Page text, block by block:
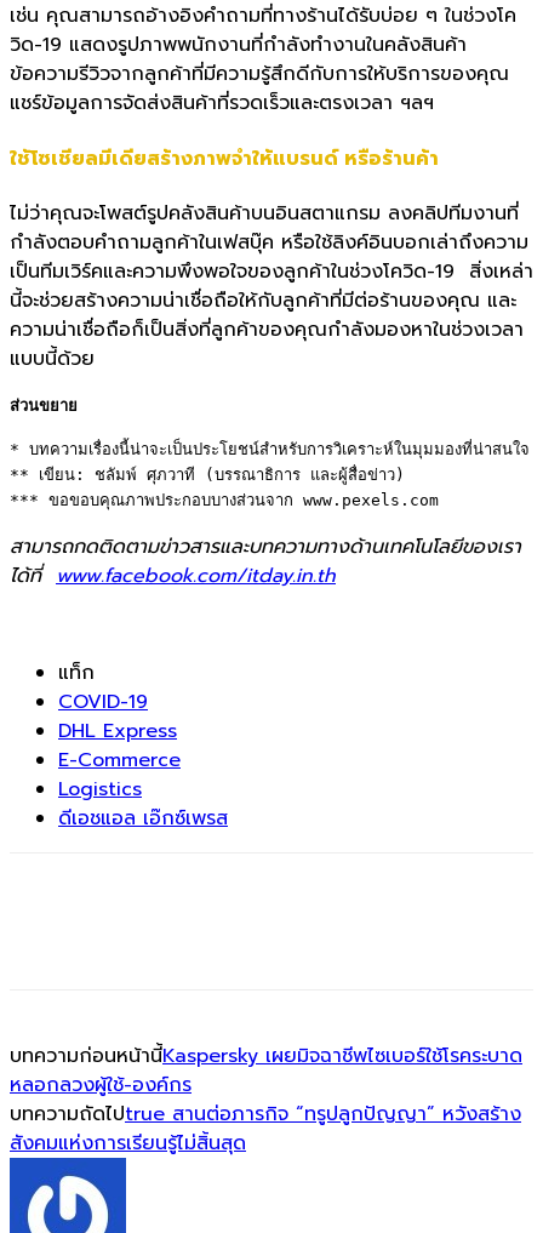
เช่น คุณสามารถอ้างอิงคำถามที่ทางร้านได้รับบ่อย ๆ ในช่วงโค
วิด-19 แสดงรูปภาพพนักงานที่กำลังทำงานในคลังสินค้า
ข้อความรีวิวจากลูกค้าที่มีความรู้สึกดีกับการให้บริการของคุณ
แชร์ข้อมูลการจัดส่งสินค้าที่รวดเร็วและตรงเวลา ฯลฯ
ใช้โซเชียลมีเดียสร้างภาพจำให้แบรนด์ หรือร้านค้า
ไม่ว่าคุณจะโพสต์รูปคลังสินค้าบนอินสตาแกรม ลงคลิปทีมงานที่
กำลังตอบคำถามลูกค้าในเฟสบุ๊ค หรือใช้ลิงค์อินบอกเล่าถึงความ
เป็นทีมเวิร์คและความพึงพอใจของลูกค้าในช่วงโควิด-19 สิ่งเหล่า
นี้จะช่วยสร้างความน่าเชื่อถือให้กับลูกค้าที่มีต่อร้านของคุณ และ
ความน่าเชื่อถือก็เป็นสิ่งที่ลูกค้าของคุณกำลังมองหาในช่วงเวลา
แบบนี้ด้วย
ส่วนขยาย
* บทความเรื่องนี้น่าจะเป็นประโยชน์สำหรับการวิเคราะห์ในมุมมองที่น่าสนใจ
** เขียน: ชลัมพ์ ศุภวาที (บรรณาธิการ และผู้สื่อข่าว)
*** ขอขอบคุณภาพประกอบบางส่วนจาก www.pexels.com
สามารถกดติดตามข่าวสารและบทความทางด้านเทคโนโลยีของเรา
ได้ที่ www.facebook.com/itday.in.th
แท็ก
COVID-19
DHL Express
E-Commerce
Logistics
ดีเอชแอล เอ๊กซ์เพรส
บทความก่อนหน้านี้Kaspersky เผยมิจฉาชีพไซเบอร์ใช้โรคระบาด
หลอกลวงผู้ใช้-องค์กร
บทความถัดไปtrue สานต่อภารกิจ “ทรูปลูกปัญญา” หวังสร้าง
สังคมแห่งการเรียนรู้ไม่สิ้นสุด